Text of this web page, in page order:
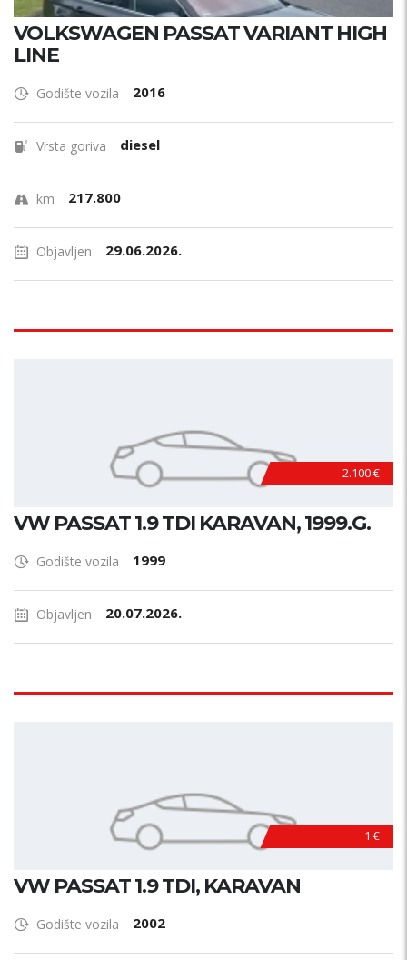
VOLKSWAGEN PASSAT VARIANT HIGH
LINE
Godište vozila 2016
Vrsta goriva diesel
km 217.800
Objavljen 29.06.2026.
2.100 €
VW PASSAT 1.9 TDI KARAVAN, 1999.G.
Godište vozila 1999
Objavljen 20.07.2026.
1 €
VW PASSAT 1.9 TDI, KARAVAN
Godište vozila 2002